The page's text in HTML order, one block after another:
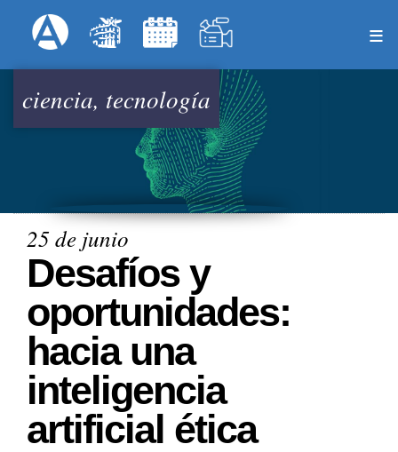
al
principal
Menú Superior
ciencia, tecnología
25 de junio
Desafíos y
oportunidades:
hacia una
inteligencia
artificial ética